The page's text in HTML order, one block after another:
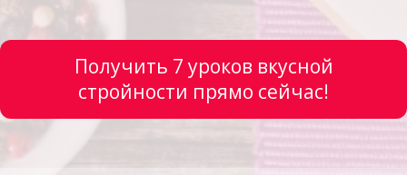
Получить 7 уроков вкусной
стройности прямо сейчас!